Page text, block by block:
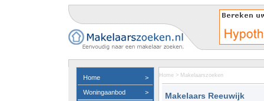
Home >
Woningaanbod >
Home > Makelaarszoeken
Makelaars Reeuwijk